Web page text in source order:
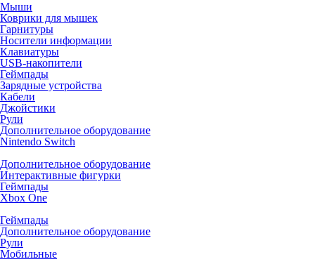
Мыши
Коврики для мышек
Гарнитуры
Носители информации
Клавиатуры
USB-накопители
Геймпады
Зарядные устройства
Кабели
Джойстики
Рули
Дополнительное оборудование
Nintendo Switch
Дополнительное оборудование
Интерактивные фигурки
Геймпады
Xbox One
Геймпады
Дополнительное оборудование
Рули
Мобильные